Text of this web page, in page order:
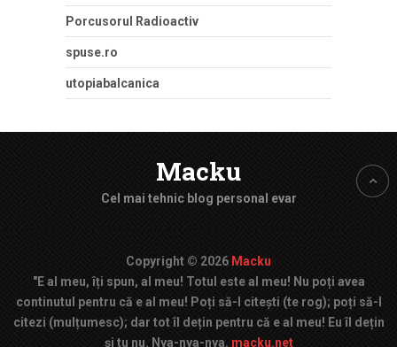
Porcusorul Radioactiv
spuse.ro
utopiabalcanica
Macku
Cel mai tehnic blog personal evar
Copyright © 2026 Macku
"E al meu, îți spun, al meu! Totul este al meu! Nu poți avea
continutul pentru că e al meu! Poți să-l citești (te rog); poți să-l
citezi (mulțumesc); dar tot îl dețin pentru că e al meu! Eu îl dețin
și tu nu. Nya-nya-nya. macku.net